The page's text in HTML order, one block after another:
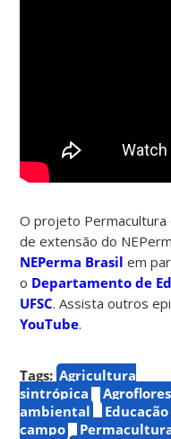
O projeto Permacultura
de extensão do
NEPerma Brasil em
o Departamento de
UFSC. Assista outros
YouTube.
Tags: Agricultura
sintrópica
ambiental
campo